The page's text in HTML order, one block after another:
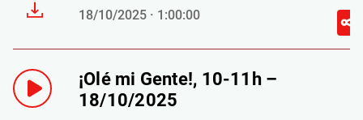
18/10/2025 · 1:00:00
¡Olé mi Gente!, 10-11h –
18/10/2025